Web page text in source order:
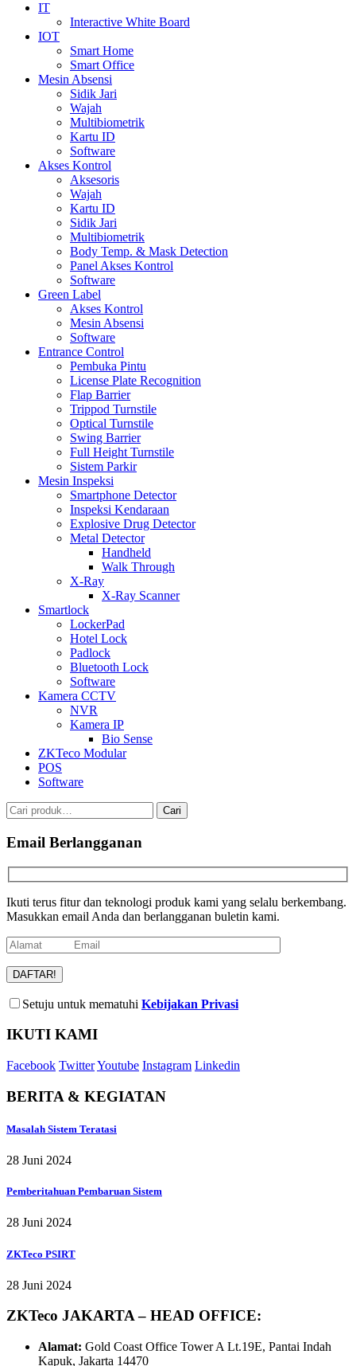
IT
Interactive White Board
IOT
Smart Home
Smart Office
Mesin Absensi
Sidik Jari
Wajah
Multibiometrik
Kartu ID
Software
Akses Kontrol
Aksesoris
Wajah
Kartu ID
Sidik Jari
Multibiometrik
Body Temp. & Mask Detection
Panel Akses Kontrol
Software
Green Label
Akses Kontrol
Mesin Absensi
Software
Entrance Control
Pembuka Pintu
License Plate Recognition
Flap Barrier
Trippod Turnstile
Optical Turnstile
Swing Barrier
Full Height Turnstile
Sistem Parkir
Mesin Inspeksi
Smartphone Detector
Inspeksi Kendaraan
Explosive Drug Detector
Metal Detector
Handheld
Walk Through
X-Ray
X-Ray Scanner
Smartlock
LockerPad
Hotel Lock
Padlock
Bluetooth Lock
Software
Kamera CCTV
NVR
Kamera IP
Bio Sense
ZKTeco Modular
POS
Software
Pencarian
untuk:
Cari
Email Berlangganan
Ikuti terus fitur dan teknologi produk kami yang selalu berkembang.
Masukkan email Anda dan berlangganan buletin kami.
Setuju untuk mematuhi Kebijakan Privasi
IKUTI KAMI
Facebook TwitterYoutube Instagram Linkedin
BERITA & KEGIATAN
Masalah Sistem Teratasi
28 Juni 2024
Pemberitahuan Pembaruan Sistem
28 Juni 2024
ZKTeco PSIRT
28 Juni 2024
ZKTeco JAKARTA – HEAD OFFICE:
Alamat: Gold Coast Office Tower A Lt.19E, Pantai Indah
Kapuk, Jakarta 14470